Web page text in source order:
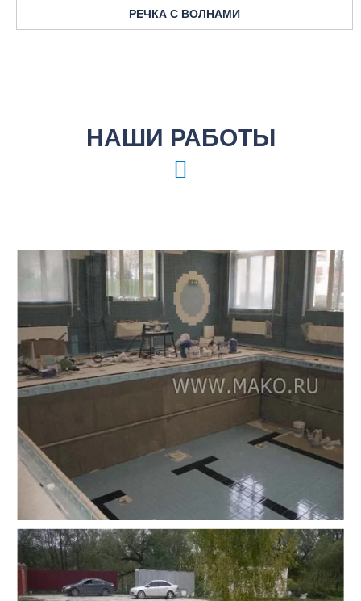
РЕЧКА С ВОЛНАМИ
НАШИ РАБОТЫ